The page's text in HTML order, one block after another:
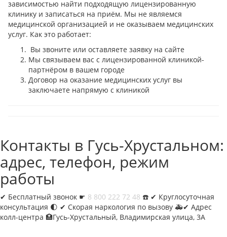
зависимостью найти подходящую лицензированную
клинику и записаться на приём. Мы не являемся
медицинской организацией и не оказываем медицинских
услуг. Как это работает:
Вы звоните или оставляете заявку на сайте
Мы связываем вас с лицензированной клиникой-
партнёром в вашем городе
Договор на оказание медицинских услуг вы
заключаете напрямую с клиникой
Контакты в Гусь-Хрустальном:
адрес, телефон, режим
работы
✔︎ Бесплатный звонок ☛ 8 800 222 72 48 ☎️ ✔︎ Круглосуточная
консультация 🌓 ✔︎ Скорая наркология по вызову 🚑✔︎ Адрес
колл-центра 🏥Гусь-Хрустальный, Владимирская улица, 3А